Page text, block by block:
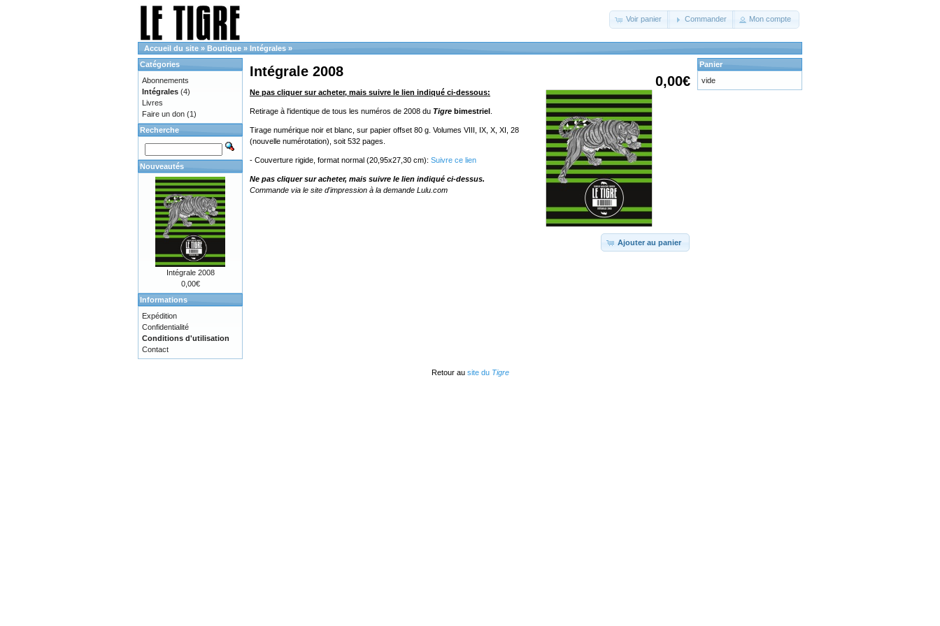
Voir panier Commander Mon compte
Accueil du site » Boutique » Intégrales »
0,00€
Intégrale 2008
Ne pas cliquer sur acheter, mais suivre le lien indiqué ci-dessous:
Retirage à l'identique de tous les numéros de 2008 du Tigre bimestriel
Tirage numérique noir et blanc, sur papier offset 80 g. Volumes VIII, IX, X, XI, 28
(nouvelle numérotation), soit 532 pages.
- Couverture rigide, format normal (20,95x27,30 cm): Suivre ce lien
Ne pas cliquer sur acheter, mais suivre le lien indiqué ci-dessus.
Commande via le site d'impression à la demande Lulu.com
Ajouter au panier
Catégories
Abonnements
Intégrales (4)
Livres
Faire un don (1)
Recherche
Nouveautés
Intégrale 2008
0,00€
Informations
Expédition
Confidentialité
Conditions d'utilisation
Contact
Panier
vide
Retour au site du Tigre